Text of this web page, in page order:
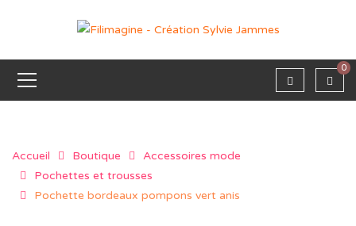
0
Accueil Boutique
Accessoires mode
Pochettes et trousses
Pochette bordeaux pompons vert anis